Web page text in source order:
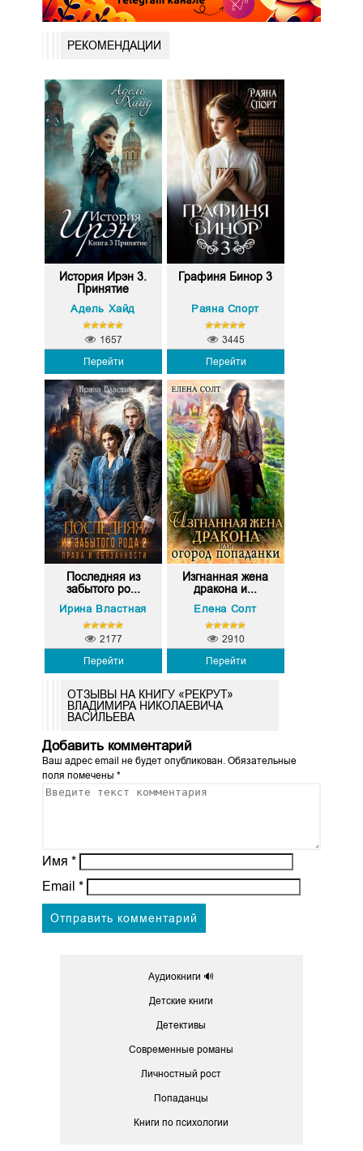
РЕКОМЕНДАЦИИ
История Ирэн 3.
Принятие
Адель Хайд
Перейти
1657
Графиня Бинор 3
Раяна Спорт
Перейти
3445
Последняя из
забытого ро...
Ирина Властная
Перейти
2177
Изгнанная жена
дракона и...
Елена Солт
Перейти
2910
ОТЗЫВЫ НА КНИГУ «РЕКРУТ»
ВЛАДИМИРА НИКОЛАЕВИЧА
ВАСИЛЬЕВА
Добавить комментарий
Ваш адрес email не будет опубликован.Обязательные
поля помечены *
Имя *
Email *
Аудиокниги 🔊
Детские книги
Детективы
Современные романы
Личностный рост
Попаданцы
Книги по психологии